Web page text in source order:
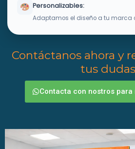
Personalizables:
Adaptamos el diseño a tu marca
Contáctanos ahora y
tus dudas
Contacta con nostros para